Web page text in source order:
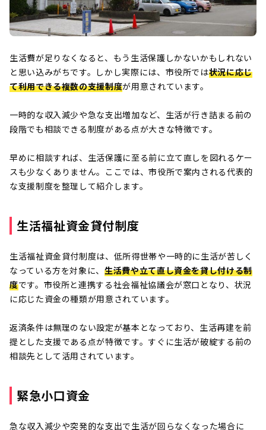
生活費が足りなくなると、もう生活保護しかないかもしれない
と思い込みがちです。しかし実際には、市役所では状況に応じ
て利用できる複数の支援制度が用意されています。
一時的な収入減少や急な支出増加など、生活が行き詰まる前の
段階でも相談できる制度がある点が大きな特徴です。
早めに相談すれば、生活保護に至る前に立て直しを図れるケー
スも少なくありません。ここでは、市役所で案内される代表的
な支援制度を整理して紹介します。
生活福祉資金貸付制度
生活福祉資金貸付制度は、低所得世帯や一時的に生活が苦しく
なっている方を対象に、生活費や立て直し資金を貸し付ける制
度です。市役所と連携する社会福祉協議会が窓口となり、状況
に応じた資金の種類が用意されています。
返済条件は無理のない設定が基本となっており、生活再建を前
提とした支援である点が特徴です。すぐに生活が破綻する前の
相談先として活用されています。
緊急小口資金
急な収入減少や突発的な支出で生活が回らなくなった場合に